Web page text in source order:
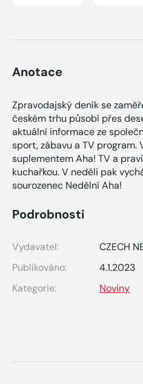
Anotace
Zpravodajský deník se
českém trhu působí přes
aktuální informace ze
sport, zábavu a TV program.
suplementem Aha! TV a
kuchařkou. V neděli pak
sourozenec Nedělní Aha!
Podrobnosti
Vydavatel:
CZECH
Publikováno:
4.1.2023
Kategorie:
Noviny